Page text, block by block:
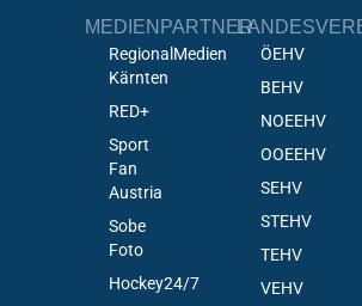
MEDIENPARTNER
RegionalMedien
Kärnten
RED+
Sport
Fan
Austria
Sobe
Foto
Hockey24/7
ÖEHV
BEHV
NOEEHV
OOEEHV
SEHV
STEHV
TEHV
VEHV